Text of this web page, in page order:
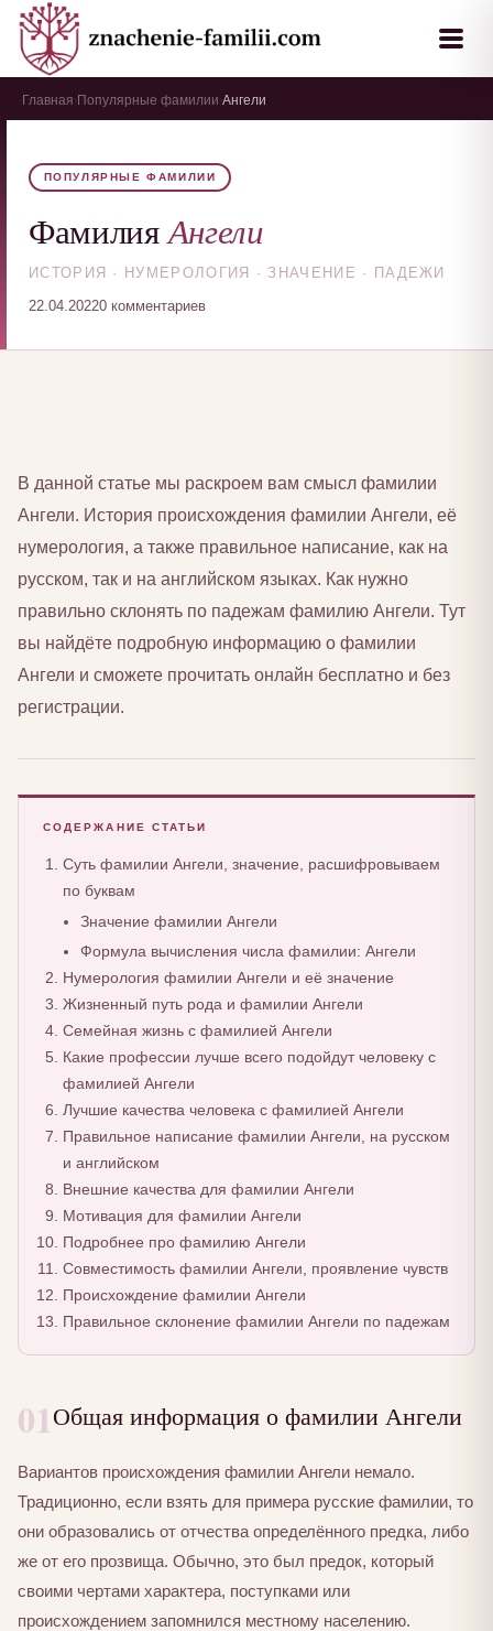
Главная Популярные фамилии Ангели
ПОПУЛЯРНЫЕ ФАМИЛИИ
ФамилияАнгели
ИСТОРИЯ · НУМЕРОЛОГИЯ · ЗНАЧЕНИЕ · ПАДЕЖИ
22.04.20220 комментариев
В данной статье мы раскроем вам смысл фамилии
Ангели. История происхождения фамилии Ангели, её
нумерология, а также правильное написание, как на
русском, так и на английском языках. Как нужно
правильно склонять по падежам фамилию Ангели. Тут
вы найдёте подробную информацию о фамилии
Ангели и сможете прочитать онлайн бесплатно и без
регистрации.
СОДЕРЖАНИЕ СТАТЬИ
Суть фамилии Ангели, значение, расшифровываем
по буквам
Значение фамилии Ангели
Формула вычисления числа фамилии: Ангели
Нумерология фамилии Ангели и её значение
Жизненный путь рода и фамилии Ангели
Семейная жизнь с фамилией Ангели
Какие профессии лучше всего подойдут человеку с
фамилией Ангели
Лучшие качества человека с фамилией Ангели
Правильное написание фамилии Ангели, на русском
и английском
Внешние качества для фамилии Ангели
Мотивация для фамилии Ангели
Подробнее про фамилию Ангели
Совместимость фамилии Ангели, проявление чувств
Происхождение фамилии Ангели
Правильное склонение фамилии Ангели по падежам
01Общая информация о фамилии Ангели
Вариантов происхождения фамилии Ангели немало.
Традиционно, если взять для примера русские фамилии, то
они образовались от отчества определённого предка, либо
же от его прозвища. Обычно, это был предок, который
своими чертами характера, поступками или
происхождением запомнился местному населению.